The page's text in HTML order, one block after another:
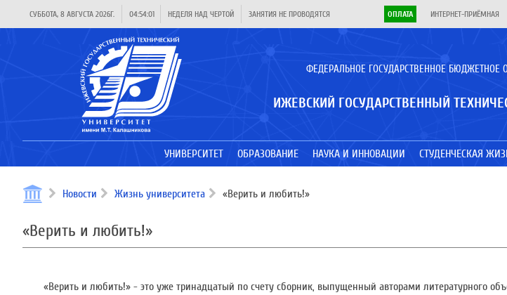
СУББОТА, 8 АВГУСТА 2026Г. 04:54:01 НЕДЕЛЯ НАД ЧЕРТОЙ ЗАНЯТИЯ НЕ ПРОВОДЯТСЯ ОПЛАТА ИНТЕРНЕТ-ПРИЁМНАЯ
ФЕДЕРАЛЬНОЕ ГОСУДАРСТВЕННОЕ БЮДЖЕТНОЕ
ИЖЕВСКИЙ ГОСУДАРСТВЕННЫЙ
УНИВЕРСИТЕТ ОБРАЗОВАНИЕ НАУКА И ИННОВАЦИИ СТУДЕНЧЕСКАЯ
Новости Жизнь университета «Верить и любить!»
«Верить и любить!»
«Верить и любить!» - это уже тринадцатый по счету сборник, выпущенный авторами литературного